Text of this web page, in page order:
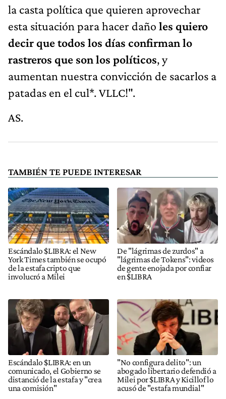
la casta política que quieren aprovechar
esta situación para hacer daño les quiero
decir que todos los días confirman lo
rastreros que son los políticos, y
aumentan nuestra convicción de sacarlos a
patadas en el cul*. VLLC!".
AS.
TAMBIÉN TE PUEDE INTERESAR
Escándalo $LIBRA: el New
York Times también se ocupó
de la estafa cripto que
involucró a Milei
De "lágrimas de zurdos" a
"lágrimas de Tokens": videos
de gente enojada por confiar
en $LIBRA
Escándalo $LIBRA: en un
comunicado, el Gobierno se
distanció de la estafa y "crea
una comisión"
"No configura delito": un
abogado libertario defendió a
Milei por $LIBRA y Kicillof lo
acusó de "estafa mundial"